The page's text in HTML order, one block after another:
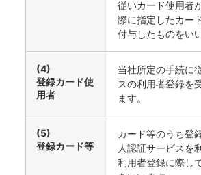
従いカード使用者
際に指定したカー
付与したものをい
(4)
登録カード使
用者
当社所定の手続に
スの利用者登録を
ます。
(5)
登録カード等
カード等のうち登
人認証サービスを
利用者登録に際し